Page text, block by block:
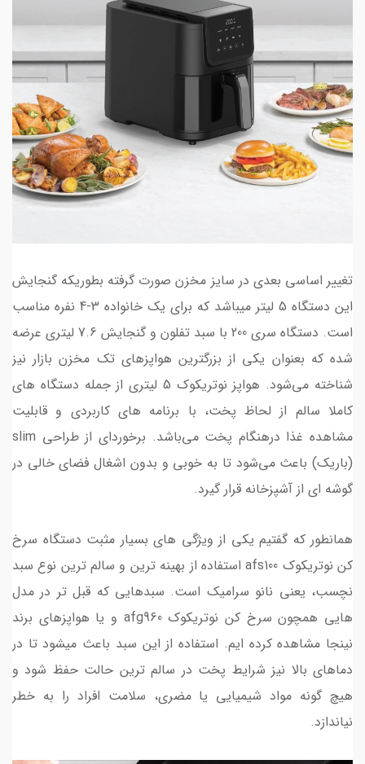
تغییر اساسی بعدی در سایز مخزن صورت گرفته بطوریکه گنجایش
این دستگاه 5 لیتر میباشد که برای یک خانواده 3-4 نفره مناسب
است. دستگاه سری 200 با سبد تفلون و گنجایش 7.6 لیتری عرضه
شده که بعنوان یکی از بزرگترین هواپزهای تک مخزن بازار نیز
شناخته می‌شود. هواپز نوتریکوک 5 لیتری از جمله دستگاه های
کاملا سالم از لحاظ پخت، با برنامه های کاربردی و قابلیت
مشاهده غذا درهنگام پخت می‌باشد. برخوردای از طراحی slim
(باریک) باعث می‌شود تا به خوبی و بدون اشغال فضای خالی در
گوشه ای از آشپزخانه قرار گیرد.
همانطور که گفتیم یکی از ویژگی های بسیار مثبت دستگاه سرخ
کن نوتریکوک afs100 استفاده از بهینه ترین و سالم ترین نوع سبد
نچسب، یعنی نانو سرامیک است. سبدهایی که قبل تر در مدل
هایی همچون سرخ کن نوتریکوک afg960 و یا هواپزهای برند
نینجا مشاهده کرده ایم. استفاده از این سبد باعث میشود تا در
دماهای بالا نیز شرایط پخت در سالم ترین حالت حفظ شود و
هیچ گونه مواد شیمیایی یا مضری، سلامت افراد را به خطر
نیاندازد.